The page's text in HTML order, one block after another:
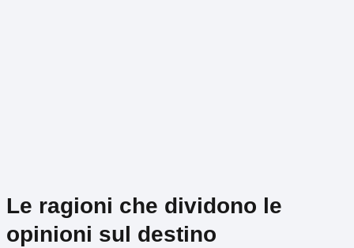
Le ragioni che dividono le
opinioni sul destino